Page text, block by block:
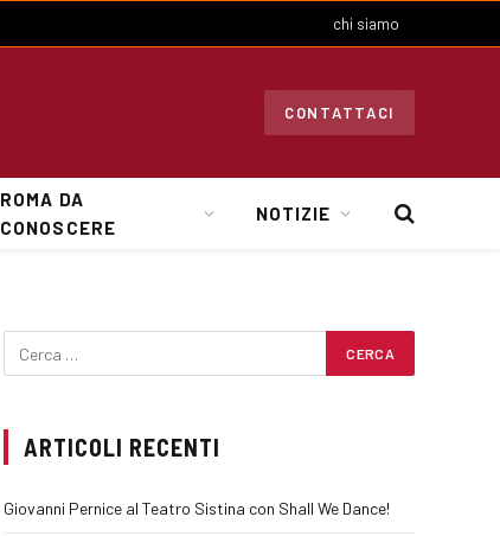
chi siamo
CONTATTACI
ROMA DA
CONOSCERE
NOTIZIE
ARTICOLI RECENTI
Giovanni Pernice al Teatro Sistina con Shall We Dance!